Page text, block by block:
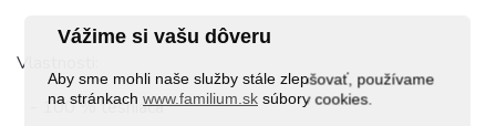
Vážime si vašu dôveru
Aby sme mohli naše služby stále zlepšovať, používame
na stránkachwww.familium.sk súbory cookies.
Vlastnosti:
- 100 % tesniaca